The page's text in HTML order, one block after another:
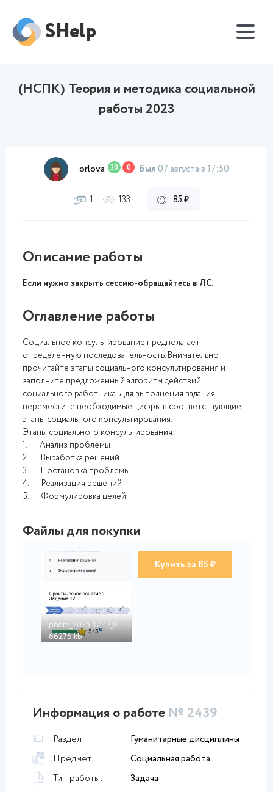
SHelp
(НСПК) Теория и методика социальной
работы 2023
orlova 30 0 Был 07 августа в 17:50
1 133 85 ₽
Описание работы
Если нужно закрыть сессию-обращайтесь в ЛС.
Оглавление работы
Социальное консультирование предполагает
определенную последовательность. Внимательно
прочитайте этапы социального консультирования и
заполните предложенный алгоритм действий
социального работника. Для выполнения задания
переместите необходимые цифры в соответствующие
этапы социального консультирования.
Этапы социального консультирования:
1. Анализ проблемы
2. Выработка решений
3. Постановка проблемы
4. Реализация решений
5. Формулировка целей
Файлы для покупки
jpg
photo_2025-12-17_08-...
66276.kb
Купить за 85 ₽
Информация о работе № 2439
Раздел:
Гуманитарные дисциплины
Предмет:
Социальная работа
Тип работы:
Задача